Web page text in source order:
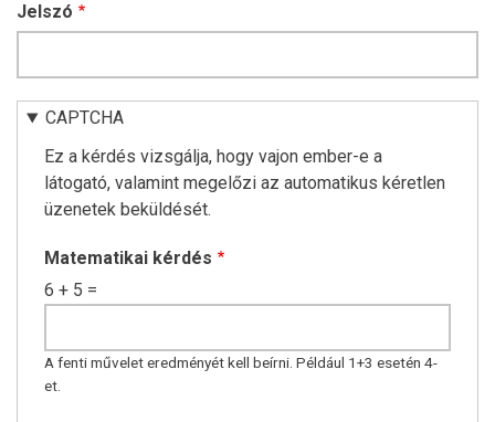
Jelszó
CAPTCHA
Ez a kérdés vizsgálja, hogy vajon ember-e a
látogató, valamint megelőzi az automatikus kéretlen
üzenetek beküldését.
Matematikai kérdés
6 + 5 =
A fenti művelet eredményét kell beírni. Például 1+3 esetén 4-
et.